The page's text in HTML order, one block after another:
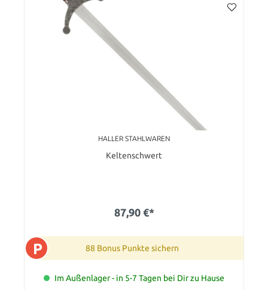
HALLER STAHLWAREN
Keltenschwert
87,90 €*
P 88 Bonus Punkte sichern
Im Außenlager - in 5-7 Tagen bei Dir zu Hause